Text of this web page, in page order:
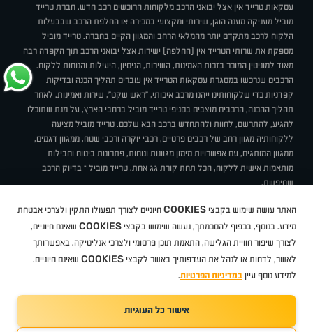
עסקאות טרייד אין אצל יבואני הרכב מלקוחות הרוכשים רכב חדש. חברת טרייד
מוביל מעניקה מענה הוגן, שירותי ומקצועי במכירה או החלפת הרכב שבבעלות
הלקוח לרכב מתקדם יותר מהמלאי הרחב והמגוון הקיים בחברה. טרייד מוביל
מספקת את שרותי הטרייד אין (החלפה) ישירות אצל יבואני הרכב תוך הקפדה רבה
מאוד למוניטין המוכר בזכות האמינות, השירות, הניסיון, היעילות והנוחות ללקוח.
הרכבים שנרכשו במסגרת עסקאות הטרייד אין עוברים תהליך הכנה ובדיקות
קפדניות כדי שלקוחותינו ייהנו מרכב איכותי, "ראש שקט", שירות ואמינות. לאחר
תהליך ההכנה, הרכבים מוצבים בסניפי טרייד מוביל ברחבי הארץ, על מנת שתוכלו
להגיע, להתרשם, לחוות ולהתחדש ברכב הבא שלכם. טרייד מוביל מציעה
ללקוחותיה מגוון רחב של רכבים פרטיים, רכבי יוקרה ורכבי שטח, ממגוון דגמים,
ממגוון המותגים, עם אפשרויות מימון מגוונות ונוחות, פתרונות ביטוח וחבילות
מותאמות אישית ללקוח, הכל תחת קורת גג אחת. טרייד מוביל – בדיוק הרכב
שחיפשת.
תקנוןBUY BACKמבצעיםמגזין טרייד מובילאיך זה עובד? דרושים
ניהול העדפות עוגיות
סיטרואן אופלפיג'וMG
Geelyמזדהבי ווי דיצ'רי טסלהניסאןטויוטהדאצ'יהפולקסווגןטסלה
ב מ וולקסוסאאודיסקודהיונדאירנושברולט
TradeMobile instagram
TradeMobile facebook
האתר עושה שימוש בקבצי COOKIES חיוניים לצורך תפעולו התקין ולצרכי אבטחת
מידע. בנוסף, בכפוף להסכמתך, נעשה שימוש בקבצי COOKIES שאינם חיוניים,
לצורך שיפור חוויית הגלישה, התאמת תוכן פרסומי ולצרכי אנליטיקה. באפשרותך
לאשר, לדחות או לנהל את העדפותיך באשר לקבצי COOKIES שאינם חיוניים.
למידע נוסף עיין במדיניות הפרטיות.
אישור כל העוגיות